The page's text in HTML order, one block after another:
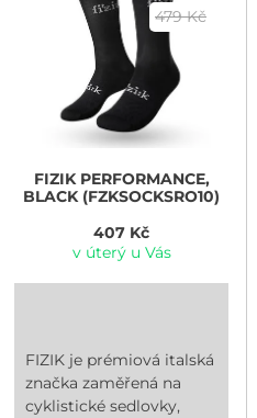
479 Kč
FIZIKPERFORMANCE,
BLACK (FZKSOCKSRO10)
407 Kč
v úterý u Vás
FIZIK je prémiová italská
značka zaměřená na
cyklistické sedlovky,